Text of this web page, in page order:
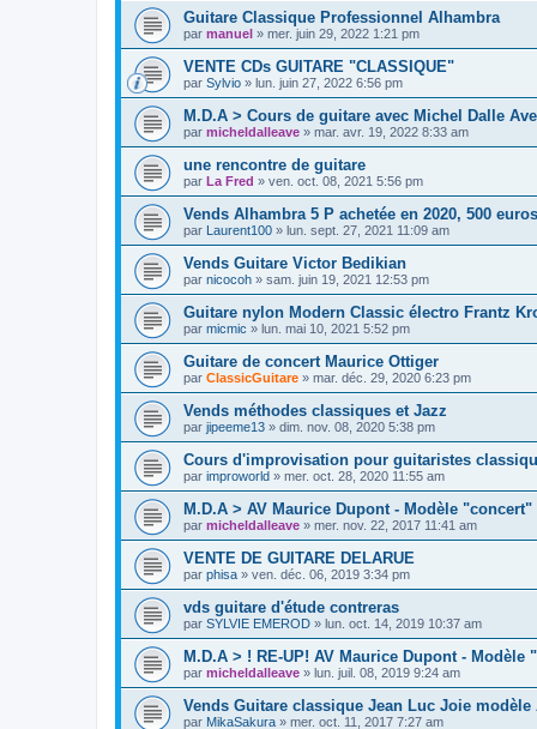
Guitare Classique Professionnel Alhambra
par manuel » mer. juin 29, 2022 1:21 pm
VENTE CDs GUITARE "CLASSIQUE"
par Sylvio » lun. juin 27, 2022 6:56 pm
M.D.A > Cours de guitare avec Michel Dalle
par micheldalleave » mar. avr. 19, 2022 8:33 am
une rencontre de guitare
par La Fred » ven. oct. 08, 2021 5:56 pm
Vends Alhambra 5 P achetée en 2020, 500 euros
par Laurent100 » lun. sept. 27, 2021 11:09 am
Vends Guitare Victor Bedikian
par nicocoh » sam. juin 19, 2021 12:53 pm
Guitare nylon Modern Classic électro Frantz
par micmic » lun. mai 10, 2021 5:52 pm
Guitare de concert Maurice Ottiger
par ClassicGuitare » mar. déc. 29, 2020 6:23 pm
Vends méthodes classiques et Jazz
par jipeeme13 » dim. nov. 08, 2020 5:38 pm
Cours d'improvisation pour guitaristes
par improworld » mer. oct. 28, 2020 11:55 am
M.D.A > AV Maurice Dupont - Modèle "concert"
par micheldalleave » mer. nov. 22, 2017 11:41 am
VENTE DE GUITARE DELARUE
par phisa » ven. déc. 06, 2019 3:34 pm
vds guitare d'étude contreras
par SYLVIE EMEROD » lun. oct. 14, 2019 10:37 am
M.D.A > ! RE-UP! AV Maurice Dupont - Modèle
par micheldalleave » lun. juil. 08, 2019 9:24 am
Vends Guitare classique Jean Luc Joie modèle
par MikaSakura » mer. oct. 11, 2017 7:27 am